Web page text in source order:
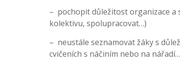
– pochopit důležitost organizace
kolektivu, spolupracovat…)
– neustále seznamovat žáky s
cvičeních s náčiním nebo na